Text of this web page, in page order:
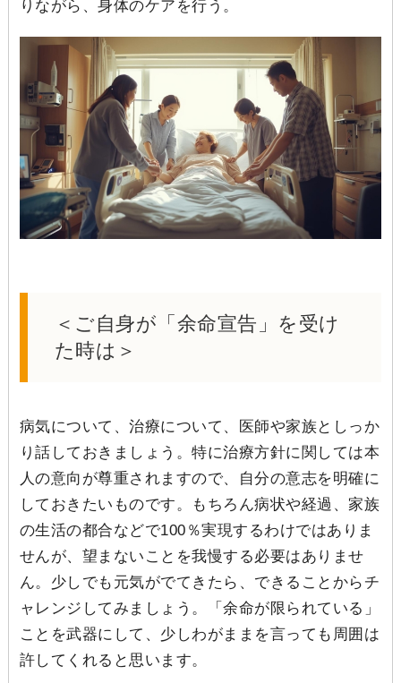
りながら、身体のケアを行う。
＜ご自身が「余命宣告」を受け
た時は＞
病気について、治療について、医師や家族としっか
り話しておきましょう。特に治療方針に関しては本
人の意向が尊重されますので、自分の意志を明確に
しておきたいものです。もちろん病状や経過、家族
の生活の都合などで100％実現するわけではありま
せんが、望まないことを我慢する必要はありませ
ん。少しでも元気がでてきたら、できることからチ
ャレンジしてみましょう。「余命が限られている」
ことを武器にして、少しわがままを言っても周囲は
許してくれると思います。